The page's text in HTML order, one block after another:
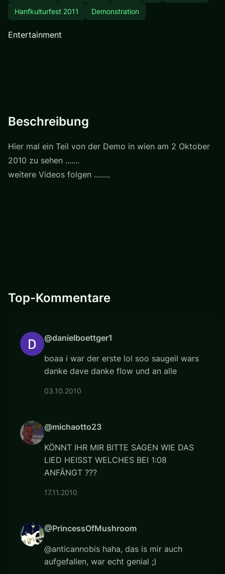
Hanfkulturfest 2011 Demonstration
Entertainment
Beschreibung
Hier mal ein Teil von der Demo in wien am 2 Oktober
2010 zu sehen .......
weitere Videos folgen ........
Top-Kommentare
@danielboettger1
boaa i war der erste lol soo saugeil wars
danke dave danke flow und an alle
03.10.2010
@michaotto23
KÖNNT IHR MIR BITTE SAGEN WIE DAS
LIED HEISST WELCHES BEI 1:08
ANFÄNGT ???
17.11.2010
@PrincessOfMushroom
@anticannobis haha, das is mir auch
aufgefallen, war echt genial ;)